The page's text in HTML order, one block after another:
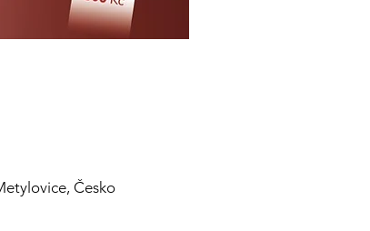
Česko